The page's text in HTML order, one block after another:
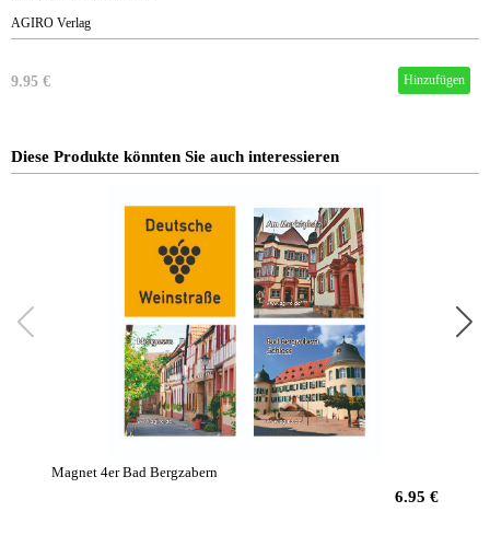
AGIRO Verlag
9.95 €
Diese Produkte könnten Sie auch interessieren
Magnet 4er Bad Bergzabern
6.95 €